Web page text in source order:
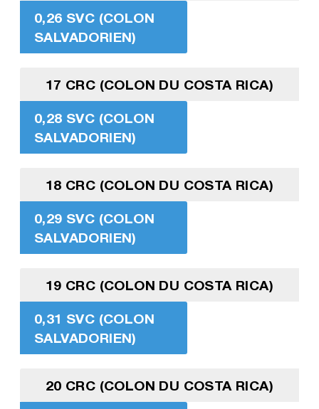
0,26 SVC (COLON
SALVADORIEN)
17 CRC (COLON DU COSTA RICA)
0,28 SVC (COLON
SALVADORIEN)
18 CRC (COLON DU COSTA RICA)
0,29 SVC (COLON
SALVADORIEN)
19 CRC (COLON DU COSTA RICA)
0,31 SVC (COLON
SALVADORIEN)
20 CRC (COLON DU COSTA RICA)